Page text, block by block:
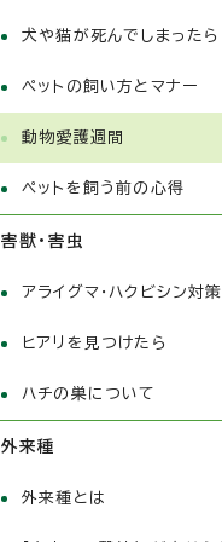
犬や猫が死んでしまったら
ペットの飼い方とマナー
動物愛護週間
ペットを飼う前の心得
害獣・害虫
アライグマ・ハクビシン対策
ヒアリを見つけたら
ハチの巣について
外来種
外来種とは